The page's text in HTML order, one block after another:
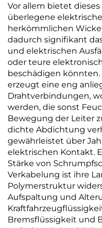
Vor allem bietet
überlegene
herkömmlichen
dadurch signifikant
und elektrischen
oder teure
beschädigen
erzeugt eine eng
Drahtverbindungen,
werden, die sonst
Bewegung der Leiter
dichte Abdichtung
gewährleistet über
elektrischen Kontakt.
Stärke von
Verkabelung ist ihre
Polymerstruktur
Aufspaltung und
Bremsflüssigkeit und